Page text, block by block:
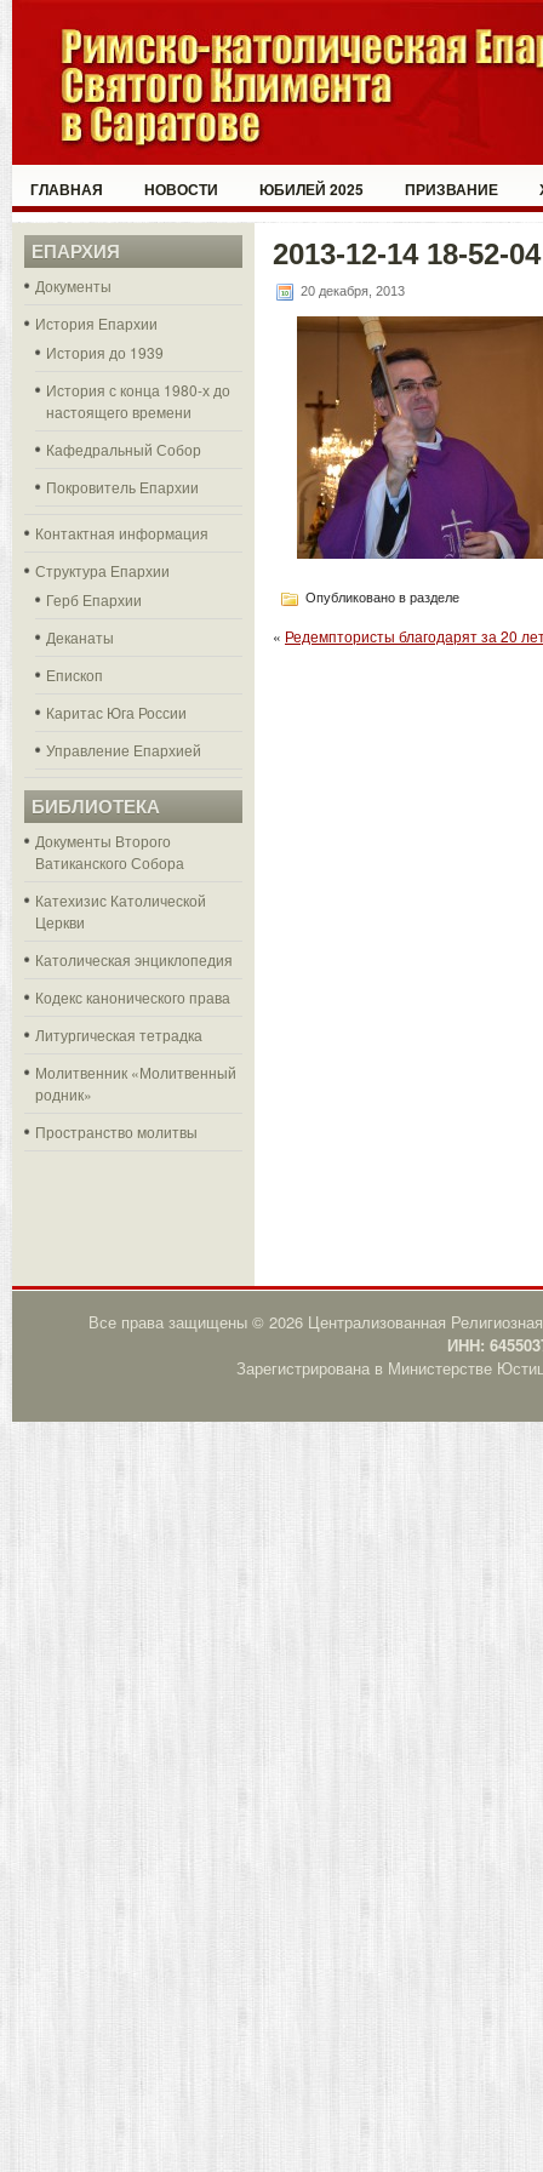
ГЛАВНАЯ НОВОСТИ ЮБИЛЕЙ 2025 ПРИЗВАНИЕ
ЕПАРХИЯ
Документы
История Епархии
История до 1939
История с конца 1980-х до
настоящего времени
Кафедральный Собор
Покровитель Епархии
Контактная информация
Структура Епархии
Герб Епархии
Деканаты
Епископ
Каритас Юга России
Управление Епархией
БИБЛИОТЕКА
Документы Второго
Ватиканского Собора
Катехизис Католической
Церкви
Католическая энциклопедия
Кодекс канонического права
Литургическая тетрадка
Молитвенник «Молитвенный
родник»
Пространство молитвы
2013-12-14 18-52-04
20 декабря, 2013
Опубликовано в разделе
« Редемптористы благодарят за 20
Все права защищены © 2026 Централизованная
ИНН:
Зарегистрирована в Министерстве